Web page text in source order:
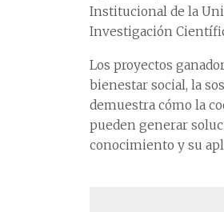
Institucional de la
Investigación
Los proyectos
bienestar social, la
demuestra cómo la
pueden generar
conocimiento y su